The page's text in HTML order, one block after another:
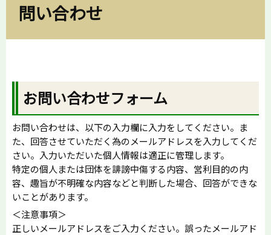
問い合わせ
お問い合わせフォーム
お問い合わせは、以下の入力欄に入力をしてください。ま
た、回答させていただく為のメールアドレスを入力してくだ
さい。入力いただいた個人情報は適正に管理します。
特定の個人または団体を誹謗中傷する内容、営利目的の内
容、趣旨が不明確な内容などと判断した場合、回答ができな
いことがあります。
＜注意事項＞
正しいメールアドレスをご入力ください。誤ったメールアド